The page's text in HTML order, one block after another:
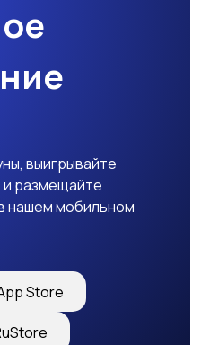
Спортивное питание
выигрывайте
размещайте
нашем мобильном
Store